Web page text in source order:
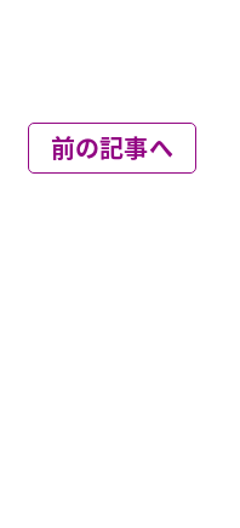
前の記事へ